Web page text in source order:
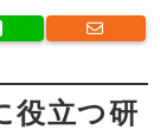
立つ研